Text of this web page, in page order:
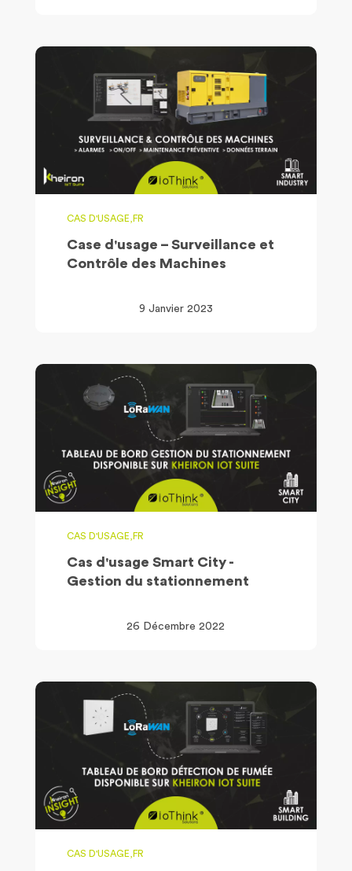
CAS D'USAGE,FR
Case d'usage – Surveillance et
Contrôle des Machines
9 Janvier 2023
CAS D'USAGE,FR
Cas d'usage Smart City -
Gestion du stationnement
26 Décembre 2022
CAS D'USAGE,FR